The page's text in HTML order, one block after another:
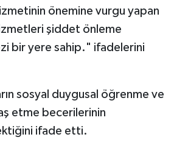
önemine vurgu yapan
şiddet önleme
bir yere sahip." ifadelerini
sosyal duygusal öğrenme ve
etme becerilerinin
ifade etti.